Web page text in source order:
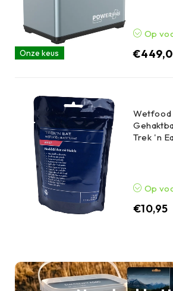
Onze keus
Op
€
Wetfood
Trek 'n
Op
€10,95